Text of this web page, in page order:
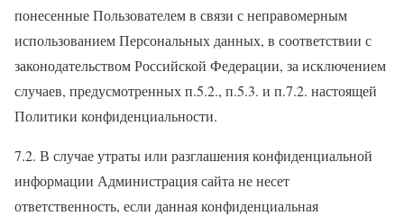
понесенные Пользователем в связи с неправомерным
использованием Персональных данных, в соответствии с
законодательством Российской Федерации, за исключением
случаев, предусмотренных п.5.2., п.5.3. и п.7.2. настоящей
Политики конфиденциальности.
7.2. В случае утраты или разглашения конфиденциальной
информации Администрация сайта не несет
ответственность, если данная конфиденциальная